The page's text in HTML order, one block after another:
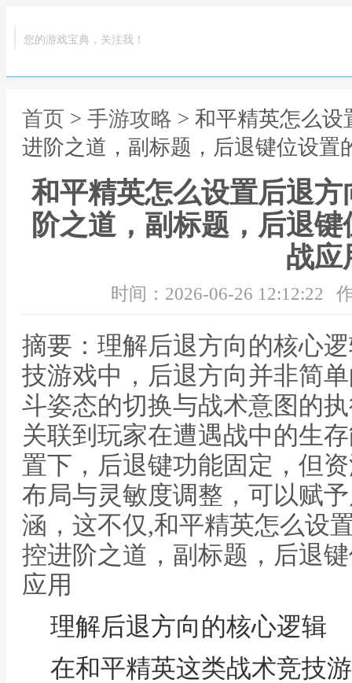
您的游戏宝典，关注我！
首页 > 手游攻略 > 和平精英怎么
进阶之道，副标题，后退键位设置
和平精英怎么设置后退
阶之道，副标题，后退
战应
时间：2026-06-26 12:12:22
摘要：理解后退方向的核心
技游戏中，后退方向并非简
斗姿态的切换与战术意图的
关联到玩家在遭遇战中的生
置下，后退键功能固定，但
布局与灵敏度调整，可以赋
涵，这不仅,和平精英怎么设
控进阶之道，副标题，后退
应用
理解后退方向的核心逻辑
在和平精英这类战术竞技